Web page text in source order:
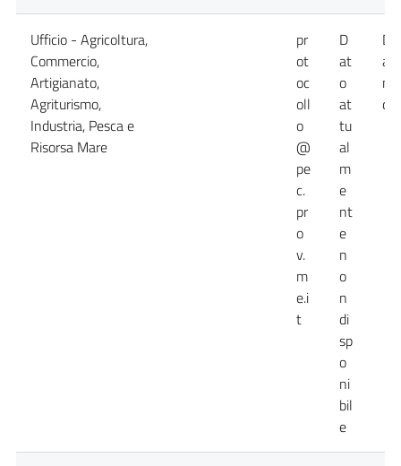
Ufficio - Agricoltura,
Commercio,
Artigianato,
Agriturismo,
Industria, Pesca e
Risorsa Mare
pr
ot
oc
oll
o
@
pe
c.
pr
o
v.
m
e.i
t
D
at
o
at
tu
al
m
e
nt
e
n
o
n
di
sp
o
ni
bil
e